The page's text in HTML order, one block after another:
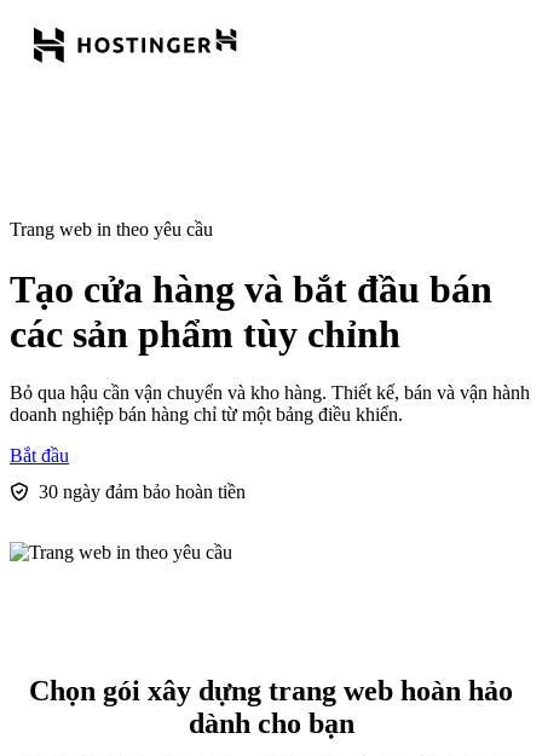
Trang web in theo yêu cầu
Tạo cửa hàng và bắt đầu bán
các sản phẩm tùy chỉnh
Bỏ qua hậu cần vận chuyển và kho hàng. Thiết kế, bán và vận hành
doanh nghiệp bán hàng chỉ từ một bảng điều khiển.
Bắt đầu
30 ngày đảm bảo hoàn tiền
Chọn gói xây dựng trang web hoàn hảo
dành cho bạn